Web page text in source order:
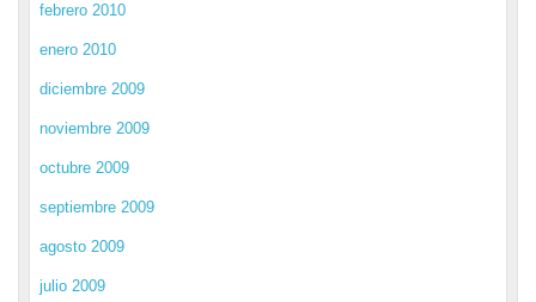
febrero 2010
enero 2010
diciembre 2009
noviembre 2009
octubre 2009
septiembre 2009
agosto 2009
julio 2009